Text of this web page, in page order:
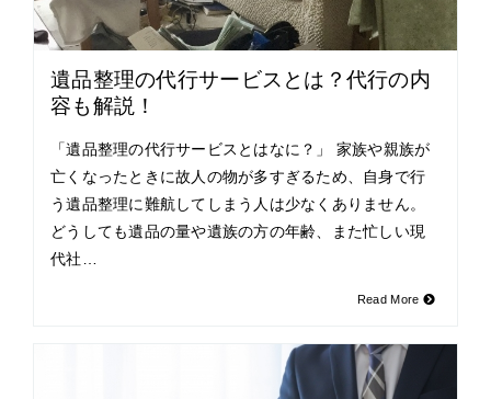
遺品整理の代行サービスとは？代行の内
容も解説！
「遺品整理の代行サービスとはなに？」 家族や親族が
亡くなったときに故人の物が多すぎるため、自身で行
う遺品整理に難航してしまう人は少なくありません。
どうしても遺品の量や遺族の方の年齢、また忙しい現
代社…
Read More